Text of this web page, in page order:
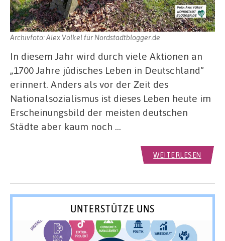
Archivfoto: Alex Völkel für Nordstadtblogger.de
In diesem Jahr wird durch viele Aktionen an
„1700 Jahre jüdisches Leben in Deutschland“
erinnert. Anders als vor der Zeit des
Nationalsozialismus ist dieses Leben heute im
Erscheinungsbild der meisten deutschen
Städte aber kaum noch …
WEITERLESEN
UNTERSTÜTZE UNS